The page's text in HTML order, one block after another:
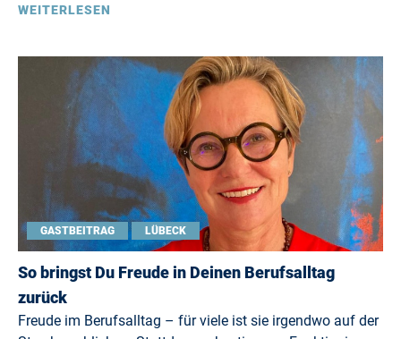
WEITERLESEN
GASTBEITRAG LÜBECK
So bringst Du Freude in Deinen Berufsalltag
zurück
Freude im Berufsalltag – für viele ist sie irgendwo auf der